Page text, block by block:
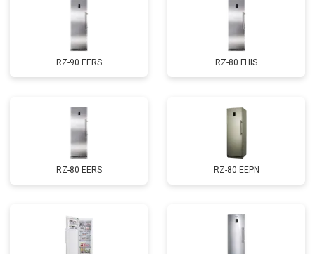
RZ-90 EERS RZ-80 FHIS
RZ-80 EERS RZ-80 EEPN